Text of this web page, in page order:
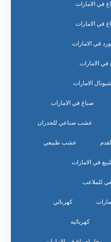
في الامارات
في الامارات
في الامارات
الامارات
الامارات
صباغ في الامارات
عشب صناعي للجدران
عشب طبيعي
في الامارات
للملاعب
كهربائي
كهربائيه